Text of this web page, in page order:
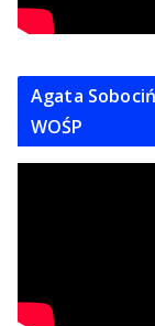
Agata
WOŚP